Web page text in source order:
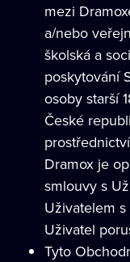
mezi
a/nebo
školská a
poskytování
osoby starší
České
Dramox je
smlouvy s
Uživatelem
Uživatel
Tyto